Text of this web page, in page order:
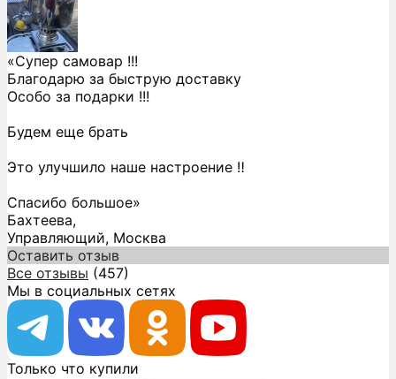
«Супер самовар !!!
Благодарю за быструю доставку
Особо за подарки !!!
Будем еще брать
Это улучшило наше настроение ‼️
Спасибо большое»
Бахтеева,
Управляющий, Москва
Оставить отзыв
Все отзывы (457)
Мы в социальных сетях
Только что купили